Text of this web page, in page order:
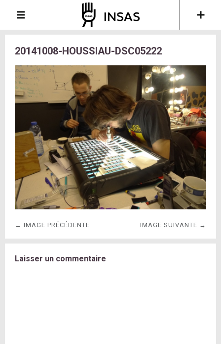
20141008-HOUSSIAU-DSC05222
← IMAGE PRÉCÉDENTE IMAGE SUIVANTE →
Laisser un commentaire